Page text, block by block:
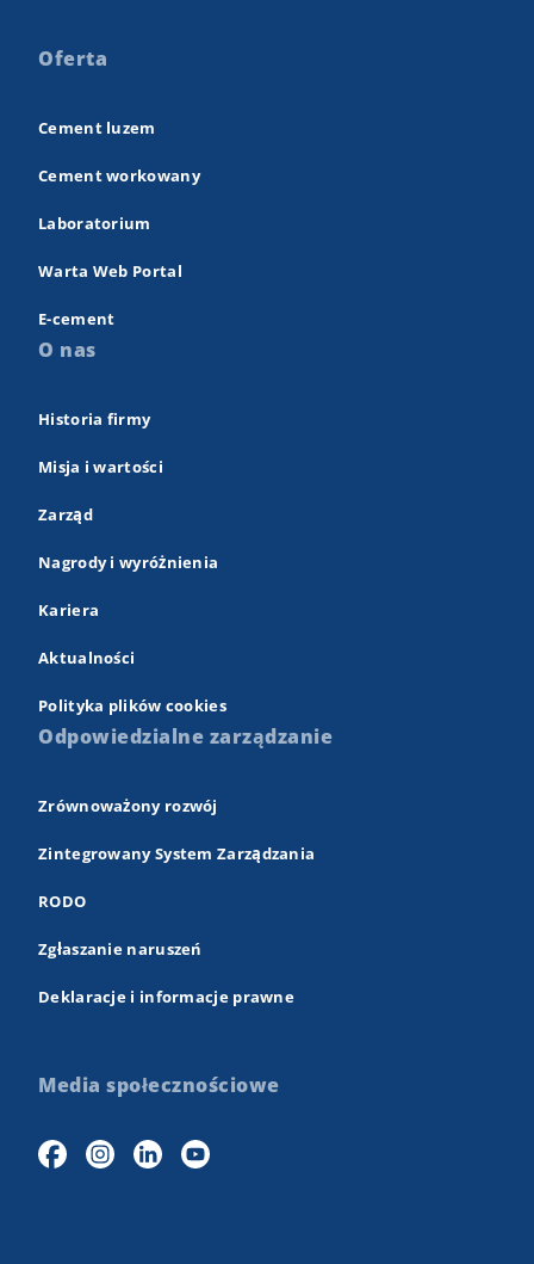
Oferta
Cement luzem
Cement workowany
Laboratorium
Warta Web Portal
E-cement
O nas
Historia firmy
Misja i wartości
Zarząd
Nagrody i wyróżnienia
Kariera
Aktualności
Polityka plików cookies
Odpowiedzialne zarządzanie
Zrównoważony rozwój
Zintegrowany System Zarządzania
RODO
Zgłaszanie naruszeń
Deklaracje i informacje prawne
Media społecznościowe